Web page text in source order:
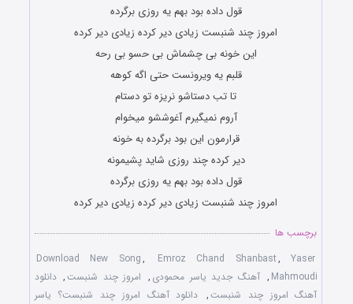
قول داده بود بهم یه روزی برگرده
امروز چند شنبست زیادی دیر کرده زیادی دیر کرده
این خونه بی چشماش بی حسو بی رحه
قلبم یه ویرونست حتی اگه کوهه
تا تب دستاشو نریزه تو دستام
آروم نمیگیرم آغوششو میخوام
قرارمون این بود برگرده به خونه
دیر کرده چند روزی شاید پشیمونه
قول داده بود بهم یه روزی برگرده
امروز چند شنبست زیادی دیر کرده زیادی دیر کرده
برچسب ها
Download New Song, Emroz Chand Shanbast,Yaser
Mahmoudi
, آهنگ جدید یاسر محمودی , امروز چند شنبست, دانلود
آهنگ امروز چند شنبست, دانلود آهنگ امروز چند شنبست؟ یاسر